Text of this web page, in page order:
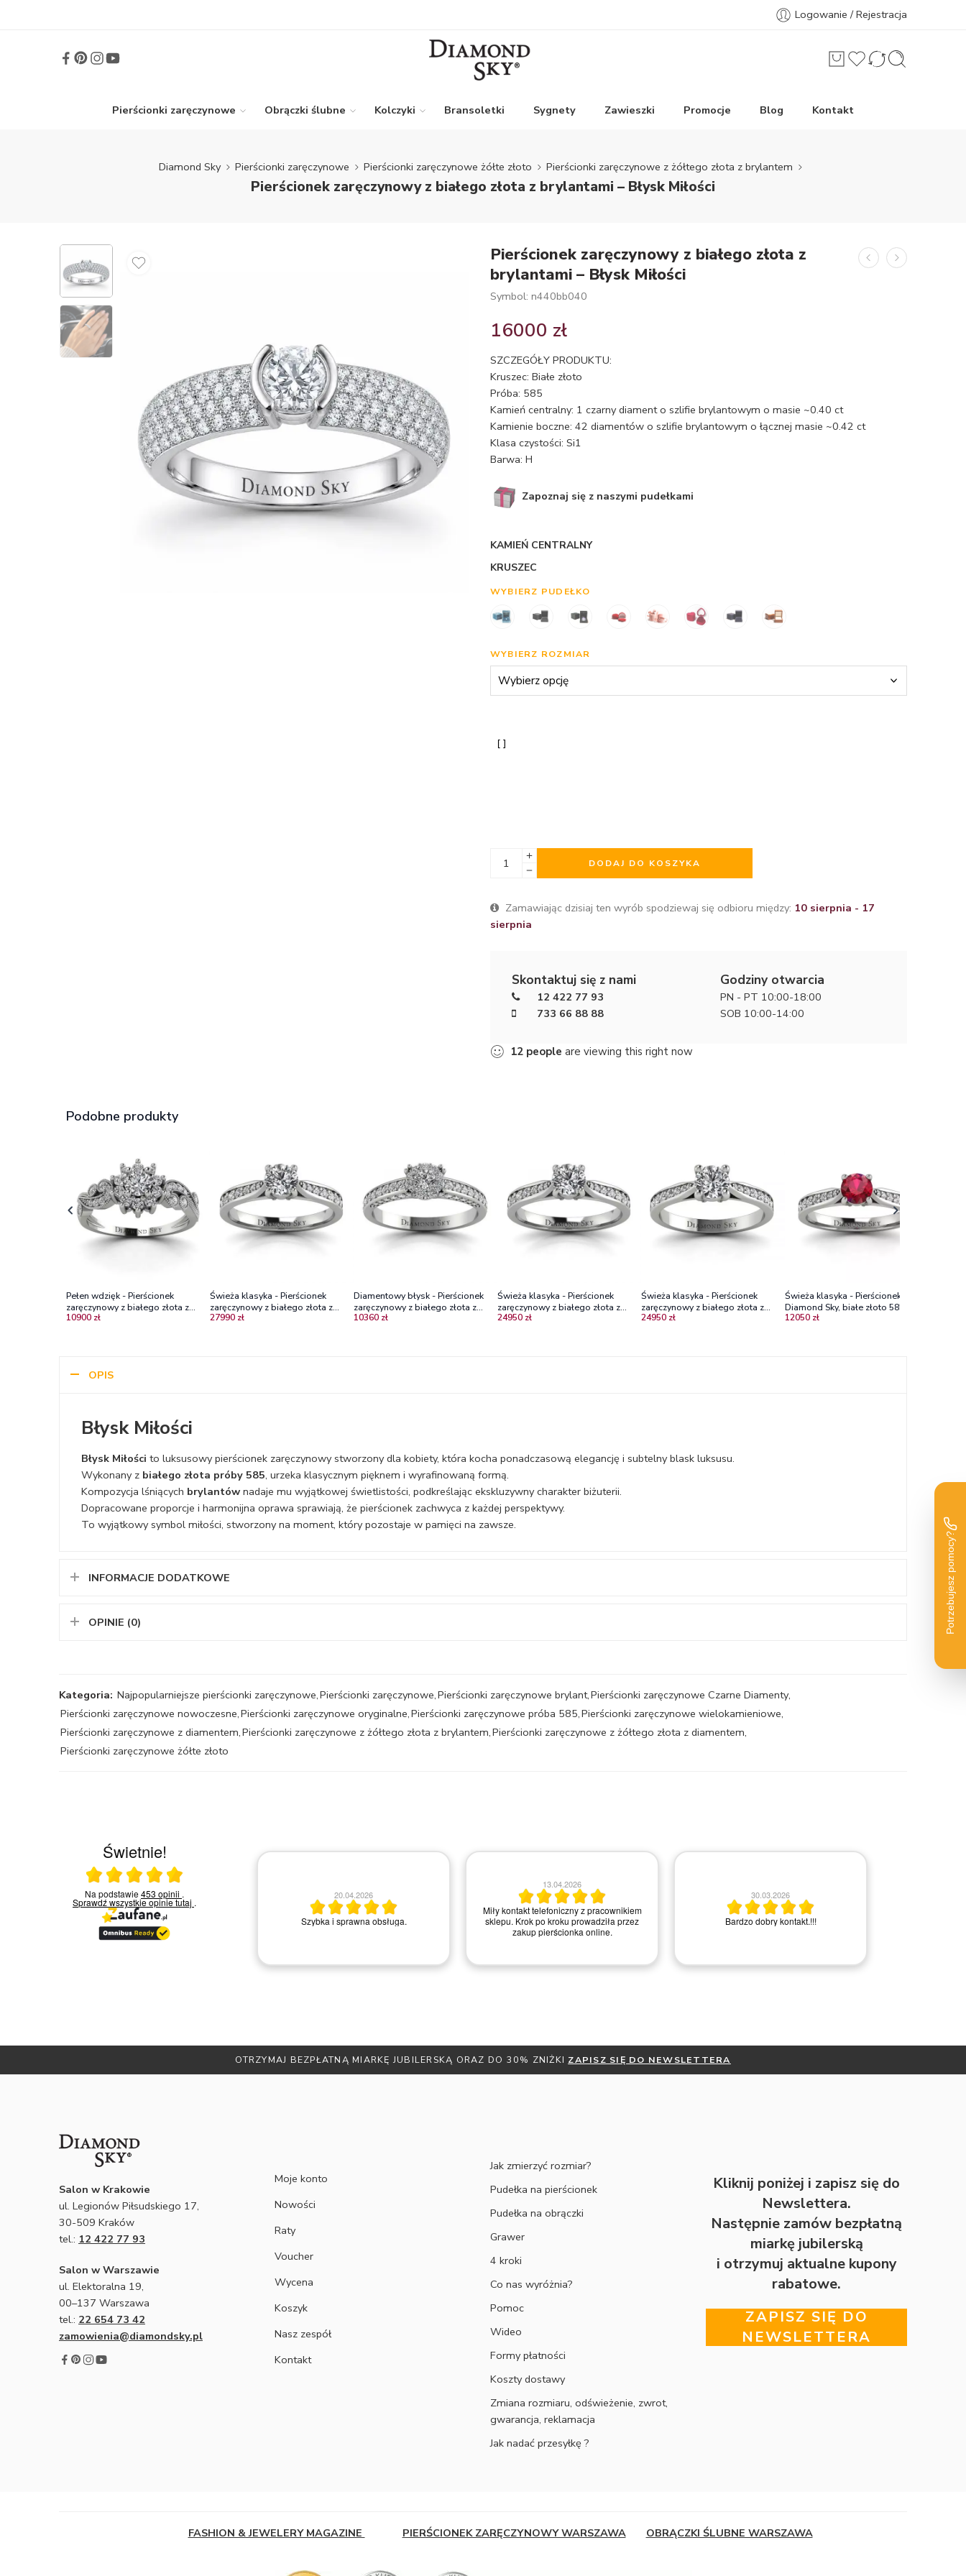
Logowanie / Rejestracja
Pierścionki zaręczynowe Obrączki ślubne Kolczyki Bransoletki Sygnety Zawieszki Promocje Blog Kontakt
Diamond Sky Pierścionki zaręczynowe Pierścionki zaręczynowe żółte złoto Pierścionki zaręczynowe z żółtego złota z brylantem
Pierścionek zaręczynowy z białego złota z brylantami – Błysk Miłości
Pierścionek zaręczynowy z białego złota z
brylantami – Błysk Miłości
Symbol: n440bb040
16000 zł
SZCZEGÓŁY PRODUKTU:
Kruszec: Białe złoto
Próba: 585
Kamień centralny: 1 czarny diament o szlifie brylantowym o masie ~0.40 ct
Kamienie boczne: 42 diamentów o szlifie brylantowym o łącznej masie ~0.42 ct
Klasa czystości: Si1
Barwa: H
Zapoznaj się z naszymi pudełkami
KAMIEŃ CENTRALNY
KRUSZEC
WYBIERZ PUDEŁKO
WYBIERZ ROZMIAR
DODAJ DO KOSZYKA
Zamawiając dzisiaj ten wyrób spodziewaj się odbioru między: 10 sierpnia - 17
sierpnia
Skontaktuj się z nami
12 422 77 93
733 66 88 88
Godziny otwarcia
PN - PT 10:00-18:00
SOB 10:00-14:00
12 people are viewing this right now
Podobne produkty
Pełen wdzięk - Pierścionek
zaręczynowy z białego złota z
diamentami
10900 zł
Świeża klasyka - Pierścionek
zaręczynowy z białego złota z
brylantami Vs2/G
27990 zł
Diamentowy błysk - Pierścionek
zaręczynowy z białego złota z
diamentami
10360 zł
Świeża klasyka - Pierścionek
zaręczynowy z białego złota z
brylantami
24950 zł
Świeża klasyka - Pierścionek
zaręczynowy z białego złota z
brylantami Si1/H
24950 zł
Świeża klasyka - Pierścionek
Diamond Sky, białe złoto 585,
rubin, diamenty
12050 zł
OPIS
Błysk Miłości
Błysk Miłości to luksusowy pierścionek zaręczynowy stworzony dla kobiety, która kocha ponadczasową elegancję i subtelny blask luksusu.
Wykonany z białego złota próby 585, urzeka klasycznym pięknem i wyrafinowaną formą.
Kompozycja lśniących brylantów nadaje mu wyjątkowej świetlistości, podkreślając ekskluzywny charakter biżuterii.
Dopracowane proporcje i harmonijna oprawa sprawiają, że pierścionek zachwyca z każdej perspektywy.
To wyjątkowy symbol miłości, stworzony na moment, który pozostaje w pamięci na zawsze.
INFORMACJE DODATKOWE
OPINIE (0)
Kategoria: Najpopularniejsze pierścionki zaręczynowe,Pierścionki zaręczynowe,Pierścionki zaręczynowe brylant,Pierścionki zaręczynowe Czarne Diamenty,
Pierścionki zaręczynowe nowoczesne,Pierścionki zaręczynowe oryginalne,Pierścionki zaręczynowe próba 585,Pierścionki zaręczynowe wielokamieniowe,
Pierścionki zaręczynowe z diamentem,Pierścionki zaręczynowe z żółtego złota z brylantem,Pierścionki zaręczynowe z żółtego złota z diamentem,
Pierścionki zaręczynowe żółte złoto
Świetnie!
Ocena średnia 5 na 5
Na podstawie453 opinii .
Sprawdź wszystkie opinietutaj .
30.04.2026
Fantastyczny salon - polecam
Dariusz U.
20.04.2026
Szybka i sprawna obsługa.
13.04.2026
Miły kontakt telefoniczny z pracownikiem
sklepu. Krok po kroku prowadziła przez
zakup pierścionka online.
30.03.2026
Bardzo dobry kontakt.!!!
OTRZYMAJ BEZPŁATNĄ MIARKĘ JUBILERSKĄ ORAZ DO 30% ZNIŻKI ZAPISZ SIĘ DO NEWSLETTERA
Salon w Krakowie
ul. Legionów Piłsudskiego 17,
30-509 Kraków
tel.: 12 422 77 93
Salon w Warszawie
ul. Elektoralna 19,
00–137 Warszawa
tel.: 22 654 73 42
zamowienia@diamondsky.pl
Moje konto
Nowości
Raty
Voucher
Wycena
Koszyk
Nasz zespół
Kontakt
Jak zmierzyć rozmiar?
Pudełka na pierścionek
Pudełka na obrączki
Grawer
4 kroki
Co nas wyróżnia?
Pomoc
Wideo
Formy płatności
Koszty dostawy
Zmiana rozmiaru, odświeżenie, zwrot,
gwarancja, reklamacja
Jak nadać przesyłkę ?
Kliknij poniżej i zapisz się do
Newslettera.
Następnie zamów bezpłatną
miarkę jubilerską
i otrzymuj aktualne kupony
rabatowe.
ZAPISZ SIĘ DO
NEWSLETTERA
FASHION & JEWELERY MAGAZINE PIERŚCIONEK ZARĘCZYNOWY WARSZAWA OBRĄCZKI ŚLUBNE WARSZAWA